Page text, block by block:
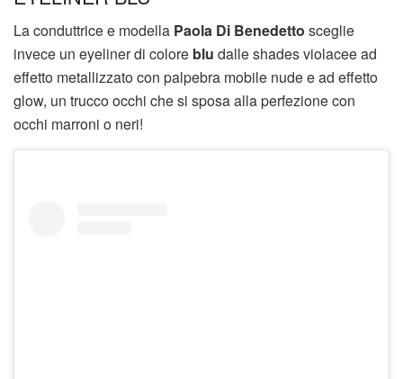
La conduttrice e modella Paola Di Benedetto sceglie
invece un eyeliner di colore blu dalle shades violacee ad
effetto metallizzato con palpebra mobile nude e ad effetto
glow, un trucco occhi che si sposa alla perfezione con
occhi marroni o neri!